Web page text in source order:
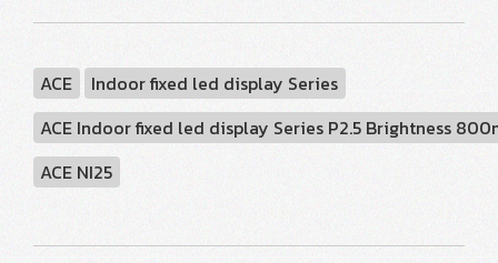
ACE
Indoor fixed led display Series
ACE Indoor fixed led display Series P2.5 Brightness
ACE NI25